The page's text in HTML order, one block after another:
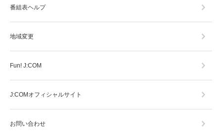
番組表ヘルプ
地域変更
Fun! J:COM
J:COMオフィシャルサイト
お問い合わせ